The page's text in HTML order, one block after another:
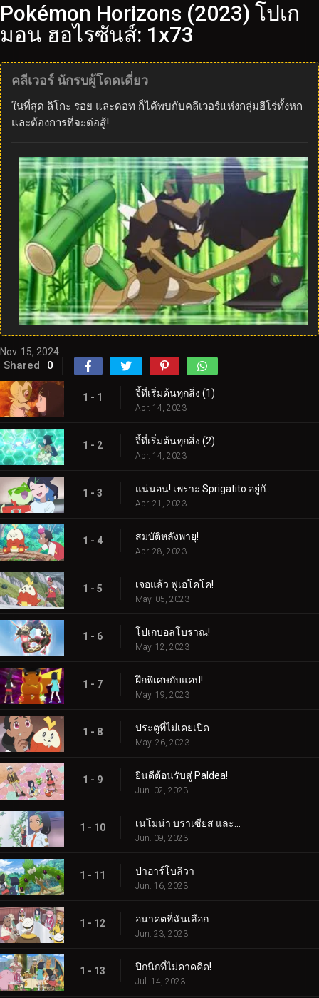
Pokémon Horizons (2023) โปเก
มอน ฮอไรซันส์: 1x73
คลีเวอร์ นักรบผู้โดดเดี่ยว
ในที่สุด ลิโกะ รอย และดอท ก็ได้พบกับคลีเวอร์แห่งกลุ่มฮีโร่ทั้งหก
และต้องการที่จะต่อสู้!
Nov. 15, 2024
Shared 0
1 - 1 จี้ที่เริ่มต้นทุกสิ่ง (1)
Apr. 14, 2023
1 - 2 จี้ที่เริ่มต้นทุกสิ่ง (2)
Apr. 14, 2023
1 - 3
Apr. 21, 2023
1 - 4 สมบัติหลังพายุ!
Apr. 28, 2023
1 - 5 เจอแล้ว ฟูเอโคโค!
May. 05, 2023
1 - 6 โปเกบอลโบราณ!
May. 12, 2023
1 - 7 ฝึกพิเศษกับแคป!
May. 19, 2023
1 - 8 ประตูที่ไม่เคยเปิด
May. 26, 2023
1 - 9 ยินดีต้อนรับสู่ Paldea!
Jun. 02, 2023
1 - 10 เนโมน่า บราเซียส และ...
Jun. 09, 2023
1 - 11 ป่าอาร์โบลิวา
Jun. 16, 2023
1 - 12 อนาคตที่ฉันเลือก
Jun. 23, 2023
1 - 13 ปิกนิกที่ไม่คาดคิด!
Jul. 14, 2023